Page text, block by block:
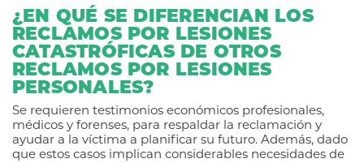
¿EN QUÉ SE DIFERENCIAN LOS
RECLAMOS POR LESIONES
CATASTRÓFICAS DE OTROS
RECLAMOS POR LESIONES
PERSONALES?
Se requieren testimonios económicos profesionales,
médicos y forenses, para respaldar la reclamación y
ayudar a la víctima a planificar su futuro. Además, dado
que estos casos implican considerables necesidades de